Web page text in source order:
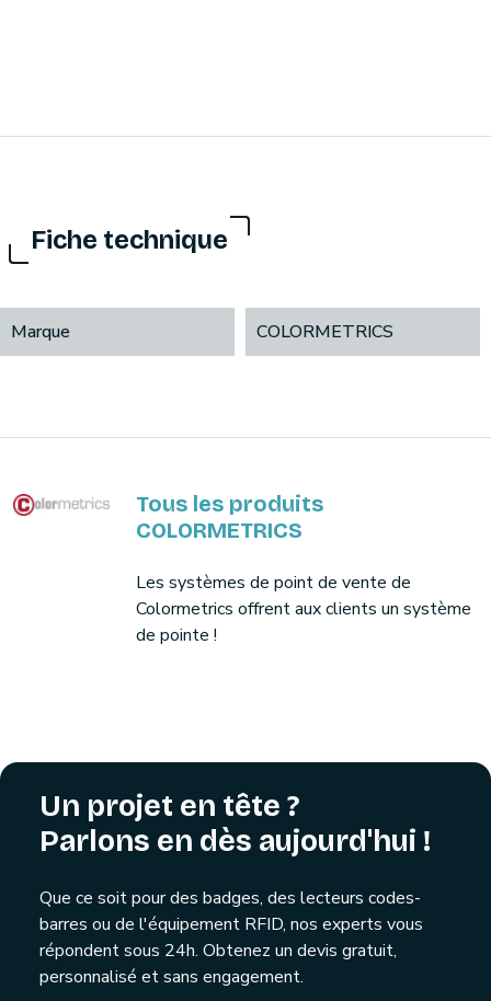
Fiche technique
Marque COLORMETRICS
Tous les produits
COLORMETRICS
Les systèmes de point de vente de
Colormetrics offrent aux clients un système
de pointe !
Un projet en tête ?
Parlons en dès aujourd'hui !
Que ce soit pour des badges, des lecteurs codes-
barres ou de l'équipement RFID, nos experts vous
répondent sous 24h. Obtenez un devis gratuit,
personnalisé et sans engagement.